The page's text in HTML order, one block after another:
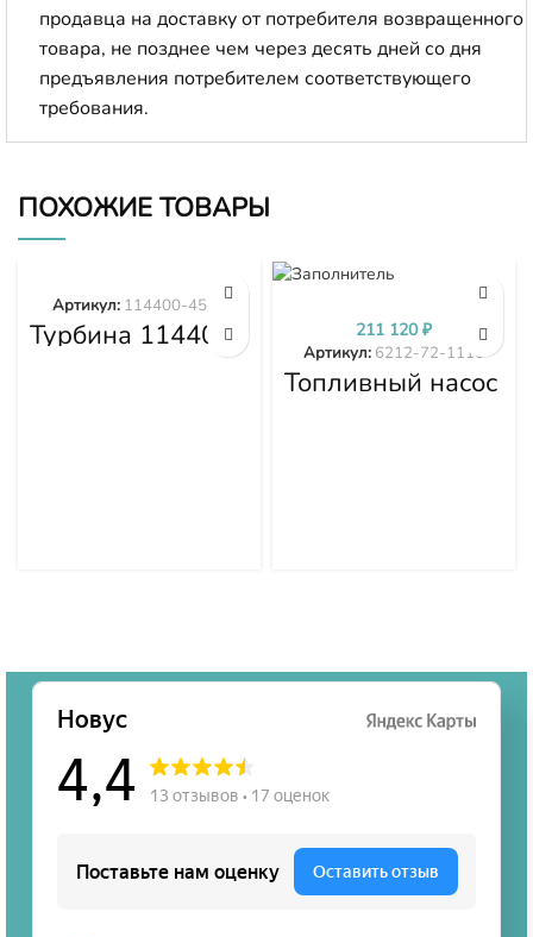
продавца на доставку от потребителя возвращенного
товара, не позднее чем через десять дней со дня
предъявления потребителем соответствующего
требования.
ПОХОЖИЕ ТОВАРЫ
Турбина 114400-
4577
Артикул: 114400-4577
Топливный насос
высокого
Артикул: 6212-72-1110
211 120₽